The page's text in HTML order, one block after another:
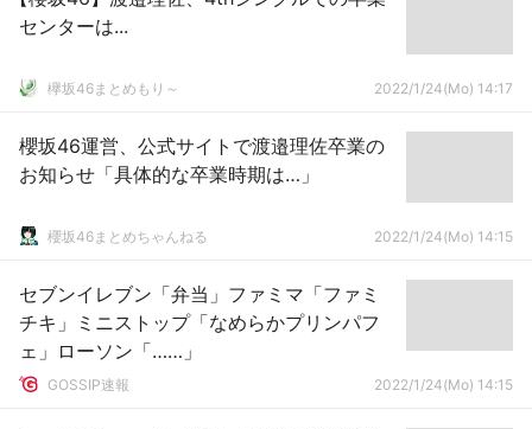
センターは...
欅坂46まとめもり～ 2022/1/24(Mo) 14:17
櫻坂46運営、公式サイトで渡邉理佐卒業の
お知らせ「具体的な卒業時期は…」
櫻坂46まとめちゃんねる 2022/1/24(Mo) 14:15
セブンイレブン「弁当」ファミマ「ファミ
チキ」ミニストップ「なめらかプリンパフ
ェ」ローソン「……」
GOSSIP速報 2022/1/24(Mo) 14:15